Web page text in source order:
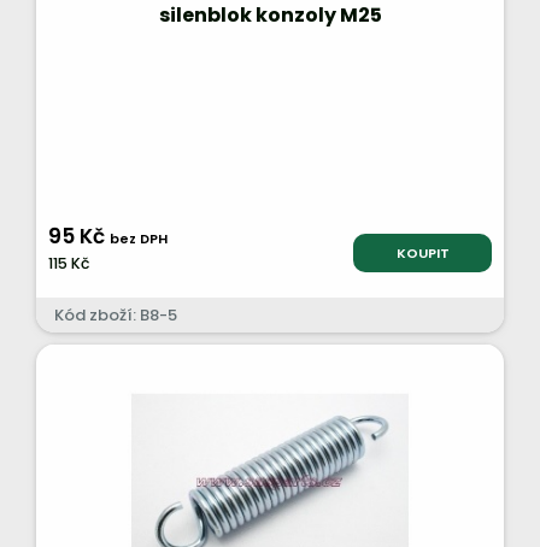
silenblok konzoly M25
95 Kč bez DPH
115 Kč KOUPIT
Kód zboží: B8-5